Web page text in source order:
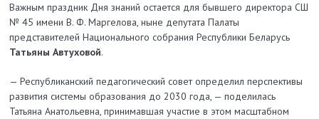
Важным праздник Дня знаний остается для бывшего директора СШ
№ 45 имени В. Ф. Маргелова, ныне депутата Палаты
представителей Национального собрания Республики Беларусь
Татьяны Автуховой.
— Республиканский педагогический совет определил перспективы
развития системы образования до 2030 года, — поделилась
Татьяна Анатольевна, принимавшая участие в этом масштабном